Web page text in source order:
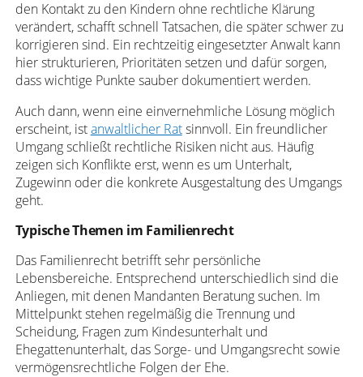
den Kontakt zu den Kindern ohne rechtliche Klärung
verändert, schafft schnell Tatsachen, die später schwer zu
korrigieren sind. Ein rechtzeitig eingesetzter Anwalt kann
hier strukturieren, Prioritäten setzen und dafür sorgen,
dass wichtige Punkte sauber dokumentiert werden.
Auch dann, wenn eine einvernehmliche Lösung möglich
erscheint, istanwaltlicher Ratsinnvoll. Ein freundlicher
Umgang schließt rechtliche Risiken nicht aus. Häufig
zeigen sich Konflikte erst, wenn es um Unterhalt,
Zugewinn oder die konkrete Ausgestaltung des Umgangs
geht.
Typische Themen im Familienrecht
Das Familienrecht betrifft sehr persönliche
Lebensbereiche. Entsprechend unterschiedlich sind die
Anliegen, mit denen Mandanten Beratung suchen. Im
Mittelpunkt stehen regelmäßig die Trennung und
Scheidung, Fragen zum Kindesunterhalt und
Ehegattenunterhalt, das Sorge- und Umgangsrecht sowie
vermögensrechtliche Folgen der Ehe.